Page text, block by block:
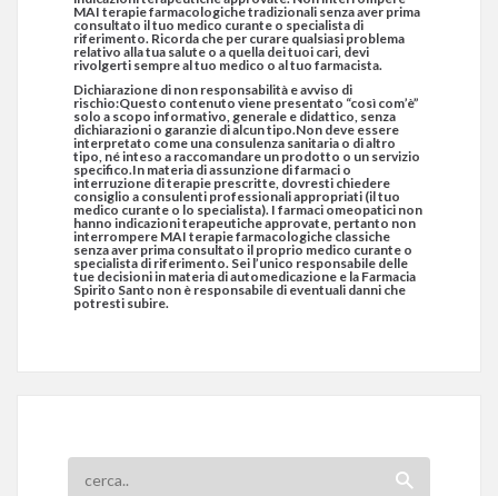
MAI terapie farmacologiche tradizionali senza aver prima
consultato il tuo medico curante o specialista di
riferimento. Ricorda che per curare qualsiasi problema
relativo alla tua salute o a quella dei tuoi cari, devi
rivolgerti sempre al tuo medico o al tuo farmacista.
Dichiarazione di non responsabilità e avviso di
rischio:Questo contenuto viene presentato “così com’è”
solo a scopo informativo, generale e didattico, senza
dichiarazioni o garanzie di alcun tipo.Non deve essere
interpretato come una consulenza sanitaria o di altro
tipo, né inteso a raccomandare un prodotto o un servizio
specifico.In materia di assunzione di farmaci o
interruzione di terapie prescritte, dovresti chiedere
consiglio a consulenti professionali appropriati (il tuo
medico curante o lo specialista). I farmaci omeopatici non
hanno indicazioni terapeutiche approvate, pertanto non
interrompere MAI terapie farmacologiche classiche
senza aver prima consultato il proprio medico curante o
specialista di riferimento. Sei l’unico responsabile delle
tue decisioni in materia di automedicazione e la Farmacia
Spirito Santo non è responsabile di eventuali danni che
potresti subire.